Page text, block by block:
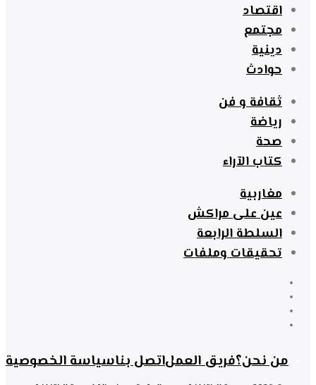
اقتصاد
مجتمع
دينية
حوادث
ثقافة و فن
رياضة
صحة
كتاب الآراء
مغاربية
عين على مراكش
السلطة الرابعة
تحقيقات وملفات
من نحن؟فريق العملاتصل بناسياسة الخصوصية